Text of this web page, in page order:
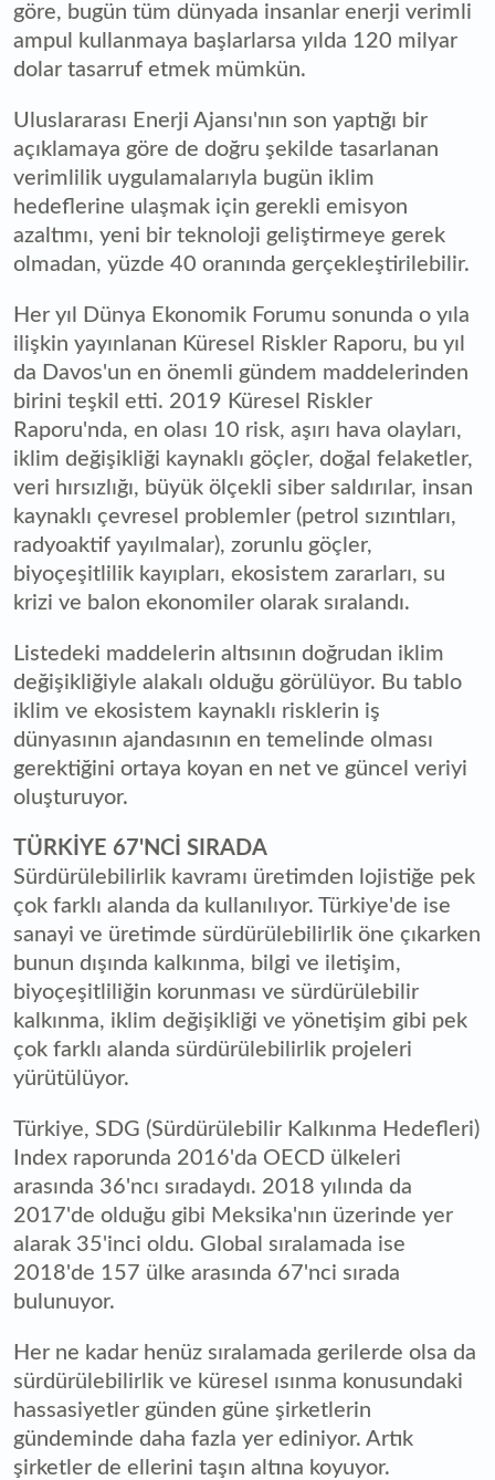
göre, bugün tüm dünyada insanlar enerji verimli
ampul kullanmaya başlarlarsa yılda 120 milyar
dolar tasarruf etmek mümkün.
Uluslararası Enerji Ajansı'nın son yaptığı bir
açıklamaya göre de doğru şekilde tasarlanan
verimlilik uygulamalarıyla bugün iklim
hedeflerine ulaşmak için gerekli emisyon
azaltımı, yeni bir teknoloji geliştirmeye gerek
olmadan, yüzde 40 oranında gerçekleştirilebilir.
Her yıl Dünya Ekonomik Forumu sonunda o yıla
ilişkin yayınlanan Küresel Riskler Raporu, bu yıl
da Davos'un en önemli gündem maddelerinden
birini teşkil etti. 2019 Küresel Riskler
Raporu'nda, en olası 10 risk, aşırı hava olayları,
iklim değişikliği kaynaklı göçler, doğal felaketler,
veri hırsızlığı, büyük ölçekli siber saldırılar, insan
kaynaklı çevresel problemler (petrol sızıntıları,
radyoaktif yayılmalar), zorunlu göçler,
biyoçeşitlilik kayıpları, ekosistem zararları, su
krizi ve balon ekonomiler olarak sıralandı.
Listedeki maddelerin altısının doğrudan iklim
değişikliğiyle alakalı olduğu görülüyor. Bu tablo
iklim ve ekosistem kaynaklı risklerin iş
dünyasının ajandasının en temelinde olması
gerektiğini ortaya koyan en net ve güncel veriyi
oluşturuyor.
TÜRKİYE 67'NCİ SIRADA
Sürdürülebilirlik kavramı üretimden lojistiğe pek
çok farklı alanda da kullanılıyor. Türkiye'de ise
sanayi ve üretimde sürdürülebilirlik öne çıkarken
bunun dışında kalkınma, bilgi ve iletişim,
biyoçeşitliliğin korunması ve sürdürülebilir
kalkınma, iklim değişikliği ve yönetişim gibi pek
çok farklı alanda sürdürülebilirlik projeleri
yürütülüyor.
Türkiye, SDG (Sürdürülebilir Kalkınma Hedefleri)
Index raporunda 2016'da OECD ülkeleri
arasında 36'ncı sıradaydı. 2018 yılında da
2017'de olduğu gibi Meksika'nın üzerinde yer
alarak 35'inci oldu. Global sıralamada ise
2018'de 157 ülke arasında 67'nci sırada
bulunuyor.
Her ne kadar henüz sıralamada gerilerde olsa da
sürdürülebilirlik ve küresel ısınma konusundaki
hassasiyetler günden güne şirketlerin
gündeminde daha fazla yer ediniyor. Artık
şirketler de ellerini taşın altına koyuyor.